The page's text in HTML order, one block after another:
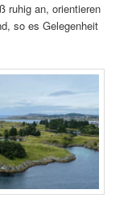
ruhig an, orientieren
so es Gelegenheit